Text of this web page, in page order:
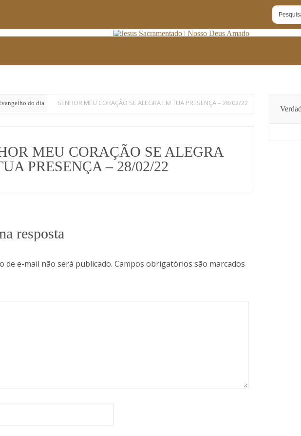
do dia SENHOR MEU CORAÇÃO SE ALEGRA EM TUA PRESENÇA – 28/02/22
MEU CORAÇÃO SE ALEGRA
PRESENÇA – 28/02/22
resposta
de e-mail não será publicado. Campos obrigatórios são marcados